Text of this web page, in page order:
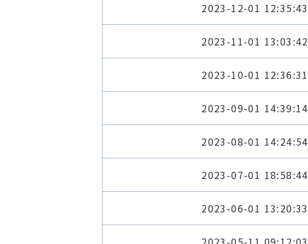
2023-12-01 12:35:43
2023-11-01 13:03:42
2023-10-01 12:36:31
2023-09-01 14:39:14
2023-08-01 14:24:54
2023-07-01 18:58:44
2023-06-01 13:20:33